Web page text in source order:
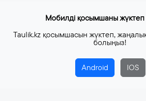
Мобилді қосымшаны
Taulik.kz қосымшасын жүктеп,
болыңыз!
Android IOS